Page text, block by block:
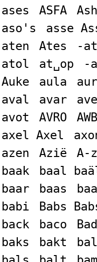
ases
ASFA
aso's
asse
aten
Ates -
atol
at␣op -
Auke
aula
aval
avar
avot
AVRO
axel Axel
azen
Azië A-
baak
baal
baar
baas
babi
Babs
back
baco
baks
bakt